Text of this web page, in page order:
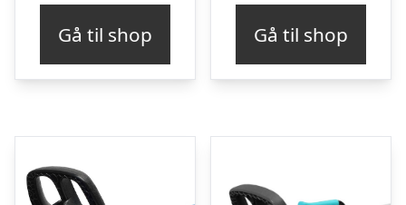
Gå til shop Gå til shop